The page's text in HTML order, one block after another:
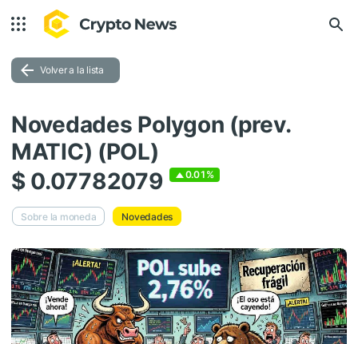
Volver a la lista
Novedades Polygon (prev.
MATIC) (POL)
$ 0.07782079
0.01%
Sobre la moneda Novedades